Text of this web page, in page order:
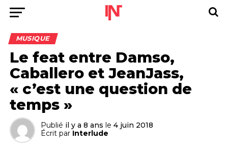
MUSIQUE
Le feat entre Damso,
Caballero et JeanJass,
« c’est une question de
temps »
Publié il y a 8 ans le 4 juin 2018
Écrit par Interlude